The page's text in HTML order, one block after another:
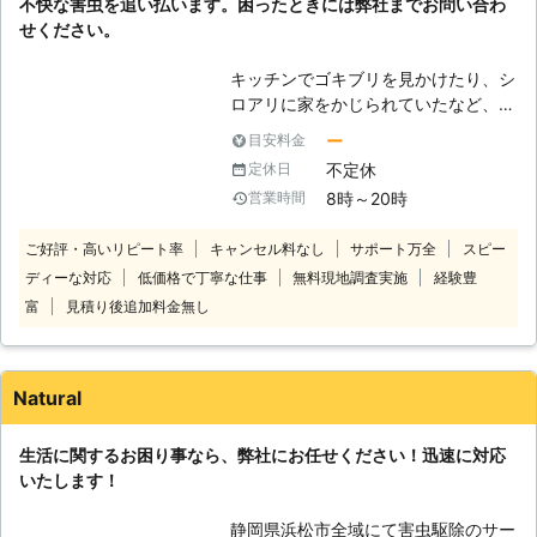
せください。
キッチンでゴキブリを見かけたり、シ
ロアリに家をかじられていたなど、害
虫の被害に遭って困っている方はいま
せんか。 害虫は様々な種類のものが
いて、私たちの生活に多くの害を与え
る事も多いです。 そんな害虫がいた
しょう。 そんなときには種類に合わ
せて適切な方法で害虫駆除を行うと効
手でどうしても自分で駆除できないと
の人を襲うものや、病原菌を持ってい
るものもいるため、自分で駆除を行う
には害虫駆除専門の業者の方に依頼し
目安料金 ー
定休日 不定休
営業時間 8時～20時
ご好評・高いリピート率 キャンセル料なし サポート万全
スピー
ディーな対応
低価格で丁寧な仕事 無料現地調査実施
経験豊
富
見積り後追加料金無し
Natural
生活に関するお困り事なら、弊社にお任せください！迅速に対応
いたします！
静岡県浜松市全域にて害虫駆除のサー